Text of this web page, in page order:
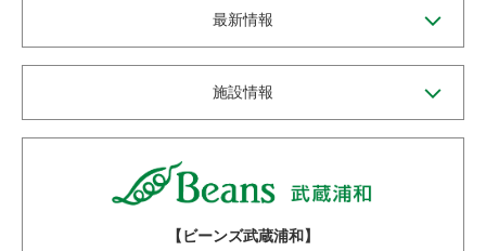
最新情報
施設情報
【ビーンズ武蔵浦和】